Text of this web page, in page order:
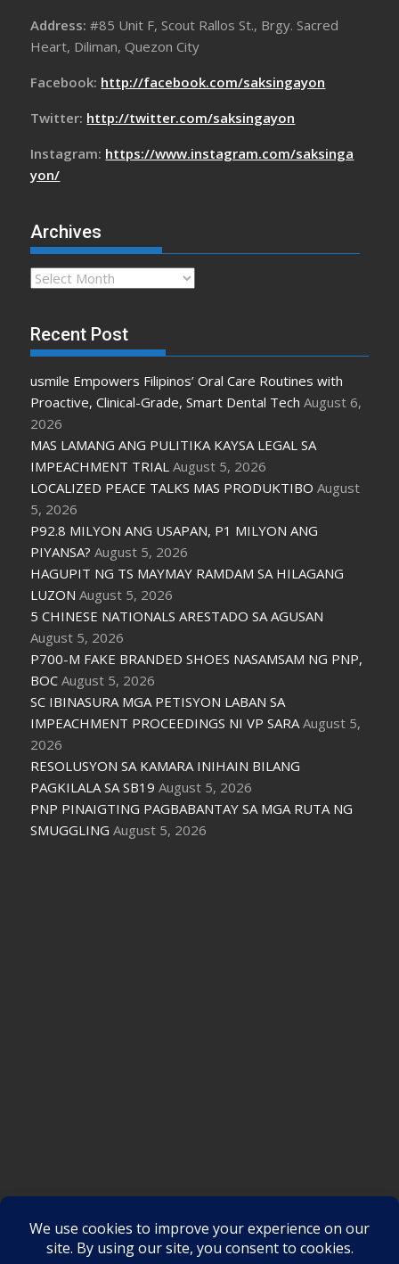
Address:#85 Unit F, Scout Rallos St., Brgy. Sacred
Heart, Diliman, Quezon City
Facebook: http://facebook.com/saksingayon
Twitter: http://twitter.com/saksingayon
Instagram: https://www.instagram.com/saksinga
yon/
Archives
Archives
Recent Post
usmile Empowers Filipinos’ Oral Care Routines with
Proactive, Clinical-Grade, Smart Dental Tech August 6,
2026
MAS LAMANG ANG PULITIKA KAYSA LEGAL SA
IMPEACHMENT TRIAL August 5, 2026
LOCALIZED PEACE TALKS MAS PRODUKTIBO August
5, 2026
P92.8 MILYON ANG USAPAN, P1 MILYON ANG
PIYANSA? August 5, 2026
HAGUPIT NG TS MAYMAY RAMDAM SA HILAGANG
LUZON August 5, 2026
5 CHINESE NATIONALS ARESTADO SA AGUSAN
August 5, 2026
P700-M FAKE BRANDED SHOES NASAMSAM NG PNP,
BOC August 5, 2026
SC IBINASURA MGA PETISYON LABAN SA
IMPEACHMENT PROCEEDINGS NI VP SARA August 5,
2026
RESOLUSYON SA KAMARA INIHAIN BILANG
PAGKILALA SA SB19 August 5, 2026
PNP PINAIGTING PAGBABANTAY SA MGA RUTA NG
SMUGGLING August 5, 2026